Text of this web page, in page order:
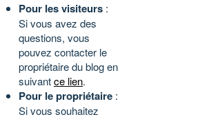
Pour les visiteurs :
Si vous avez des
questions, vous
pouvez contacter le
propriétaire du blog en
suivantce lien.
Pour le propriétaire :
Si vous souhaitez